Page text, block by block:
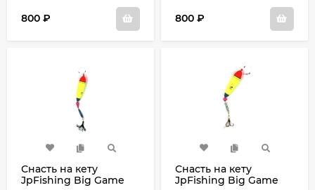
800 ₽ 800 ₽
Снасть на кету
JpFishing Big Game
Снасть на кету
JpFishing Big Game